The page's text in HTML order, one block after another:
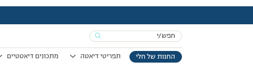
Search
for:החנות של חלי תפריטי דיאטה מתכונים דיאטטיים
עמוד הבית>דיונים>פורום>רישום יום ראשון.
מוצגות 2 תגובות – 1 עד 2 (מתוך 2 סה״כ)
24/05/2009 בשעה 22:17
#89297